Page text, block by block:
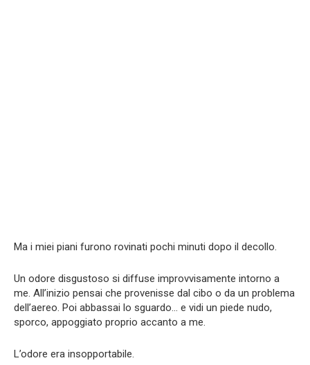
Ma i miei piani furono rovinati pochi minuti dopo il decollo.
Un odore disgustoso si diffuse improvvisamente intorno a
me. All’inizio pensai che provenisse dal cibo o da un problema
dell’aereo. Poi abbassai lo sguardo… e vidi un piede nudo,
sporco, appoggiato proprio accanto a me.
L’odore era insopportabile.